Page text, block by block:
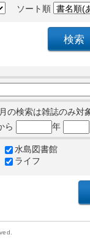
ソート順
の検索は雑誌のみ対
ら 年
水島図書館
ライフ